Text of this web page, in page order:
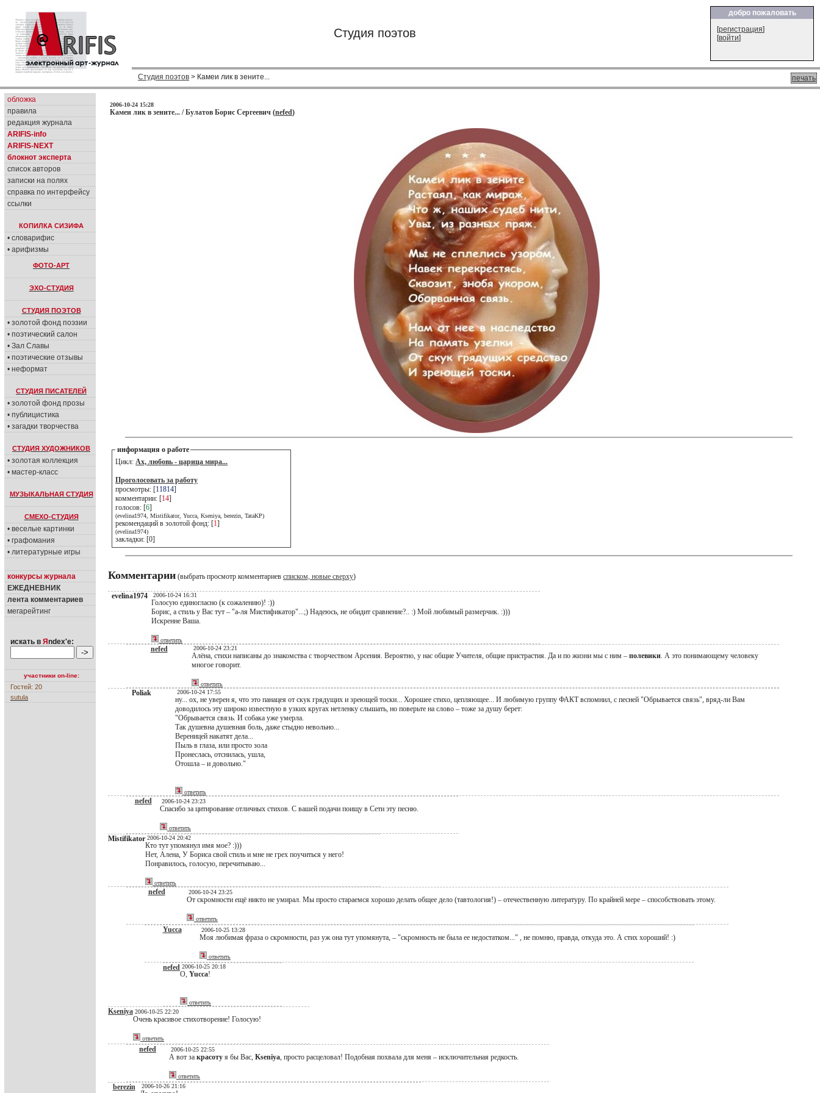
Студия поэтов
добро пожаловать
[регистрация]
[войти]
печать
Студия поэтов > Камеи лик в зените...
обложка
правила
редакция журнала
ARIFIS-info
ARIFIS-NEXT
блокнот эксперта
список авторов
записки на полях
справка по интерфейсу
ссылки
КОПИЛКА СИЗИФА
• словарифис
• арифизмы
ФОТО-АРТ
ЭХО-СТУДИЯ
СТУДИЯ ПОЭТОВ
• золотой фонд поэзии
• поэтический салон
• Зал Славы
• поэтические отзывы
• неформат
СТУДИЯ ПИСАТЕЛЕЙ
• золотой фонд прозы
• публицистика
• загадки творчества
СТУДИЯ ХУДОЖНИКОВ
• золотая коллекция
• мастер-класс
МУЗЫКАЛЬНАЯ СТУДИЯ
СМЕХО-СТУДИЯ
• веселые картинки
• графомания
• литературные игры
конкурсы журнала
ЕЖЕДНЕВНИК
лента комментариев
мегарейтинг
искать в Я ndex'е:
участники on-line:
Гостей: 20
sutula
2006-10-24 15:28
Камеи лик в зените... / Булатов Борис Сергеевич (nefed)
информация о работе
Цикл:Ах, любовь - царица мира...
Проголосовать за работу
просмотры: [11814]
комментарии: [14]
голосов: [6]
(evelina1974, Mistifikator, Yucca, Kseniya, berezin, TataKP)
рекомендаций в золотой фонд: [1]
(evelina1974)
закладки: [0]
Комментарии (выбрать просмотр комментариев списком, новые сверху)
evelina1974 2006-10-24 16:31
Голосую единогласно (к сожалению)! :))
Борис, а стиль у Вас тут – "а-ля Мистификатор"...;) Надеюсь, не обидит сравнение?.. :) Мой любимый размерчик. :)))
Искренне Ваша.
ответить
nefed 2006-10-24 23:21
Алёна, стихи написаны до знакомства с творчеством Арсения. Вероятно, у нас общие Учителя, общие пристрастия. Да и по жизни мы с ним – полевики. А это понимающему человеку
многое говорит.
ответить
Poliak 2006-10-24 17:55
ну... ох, не уверен я, что это панацея от скук грядущих и зреющей тоски... Хорошее стихо, цепляющее... И любимую группу ФАКТ вспомнил, с песней "Обрывается связь", вряд-ли Вам
доводилось эту широко известную в узких кругах нетленку слышать, но поверьте на слово – тоже за душу берет:
"Обрывается связь. И собака уже умерла.
Так душевна душевная боль, даже стыдно невольно...
Вереницей накатят дела...
Пыль в глаза, или просто зола
Пронеслась, отснилась, ушла,
Отошла – и довольно."
ответить
nefed 2006-10-24 23:23
Спасибо за цитирование отличных стихов. С вашей подачи поищу в Сети эту песню.
ответить
Mistifikator 2006-10-24 20:42
Кто тут упомянул имя мое? :)))
Нет, Алена, У Бориса свой стиль и мне не грех поучиться у него!
Понравилось, голосую, перечитываю...
ответить
nefed 2006-10-24 23:25
От скромности ещё никто не умирал. Мы просто стараемся хорошо делать общее дело (тавтология!) – отечественную литературу. По крайней мере – способствовать этому.
ответить
Yucca 2006-10-25 13:28
Моя любимая фраза о скромности, раз уж она тут упомянута, – "скромность не была ее недостатком..." , не помню, правда, откуда это. А стих хороший! :)
ответить
nefed 2006-10-25 20:18
О, Yucca!
ответить
Kseniya 2006-10-25 22:20
Очень красивое стихотворение! Голосую!
ответить
nefed 2006-10-25 22:55
А вот за красоту я бы Вас, Kseniya, просто расцеловал! Подобная похвала для меня – исключительная редкость.
ответить
berezin 2006-10-26 21:16